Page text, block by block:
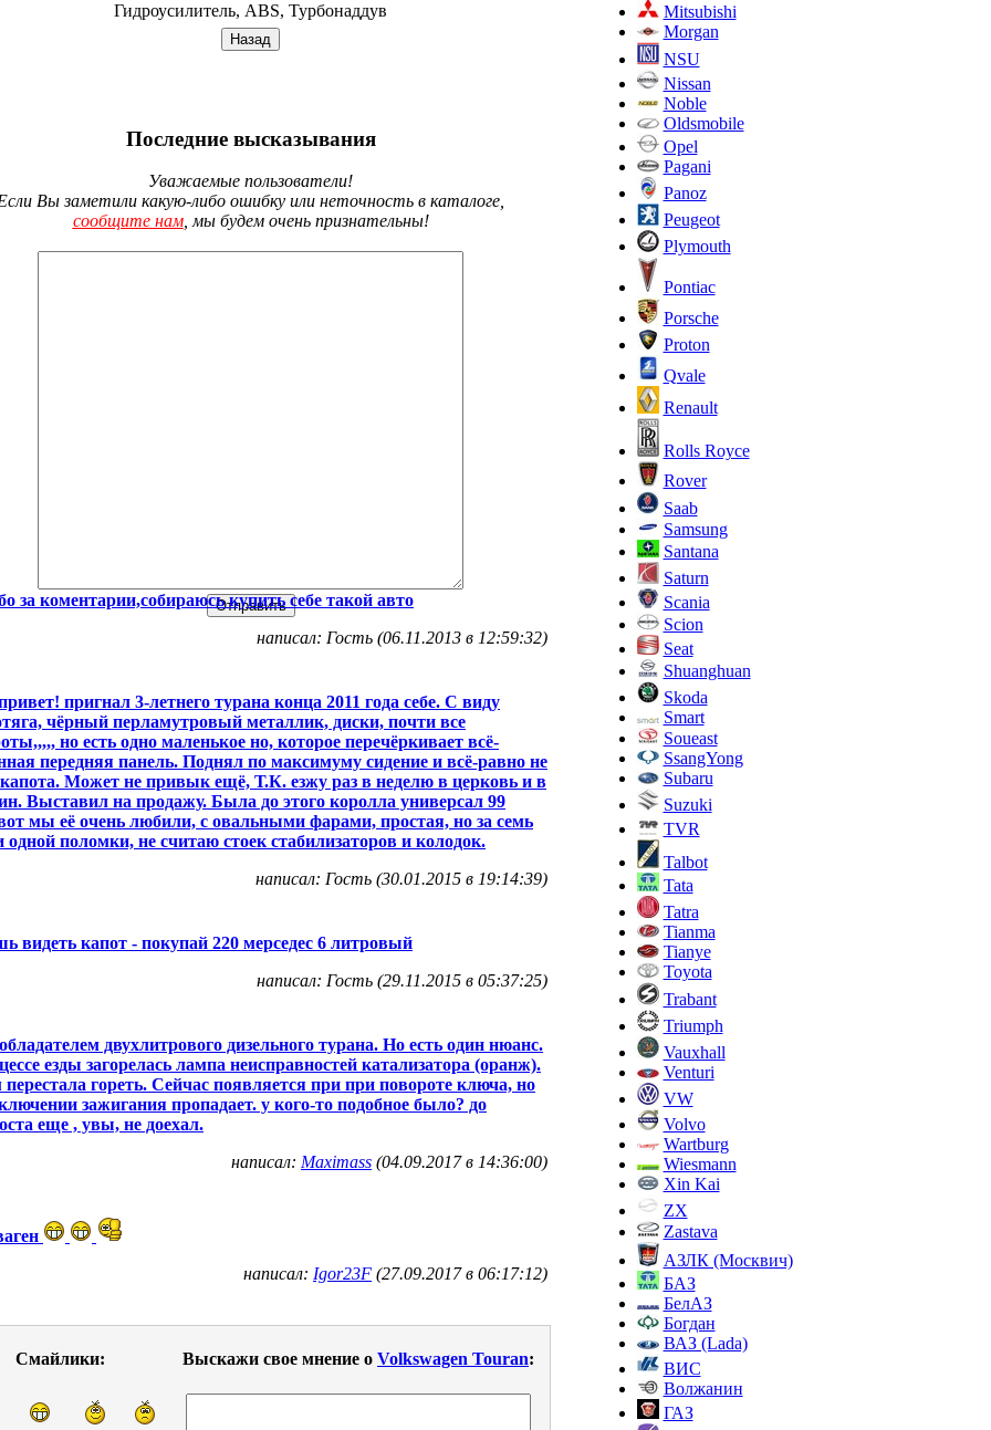
Гидроусилитель, ABS, Турбонаддув
Последние высказывания
Уважаемые пользователи!
Вы заметили какую-либо ошибку или неточность в каталоге,
сообщите нам, мы будем очень признательны!
за коментарии,собираюсь купить себе такой авто
написал: Гость (06.11.2013 в 12:59:32)
пригнал 3-летнего турана конца 2011 года себе. С виду
чёрный перламутровый металлик, диски, почти все
но есть одно маленькое но, которое перечёркивает всё-
передняя панель. Поднял по максимуму сидение и всё-равно не
Может не привык ещё, Т.К. езжу раз в неделю в церковь и в
Выставил на продажу. Была до этого королла универсал 99
мы её очень любили, с овальными фарами, простая, но за семь
одной поломки, не считаю стоек стабилизаторов и колодок.
написал: Гость (30.01.2015 в 19:14:39)
видеть капот - покупай 220 мерседес 6 литровый
написал: Гость (29.11.2015 в 05:37:25)
двухлитрового дизельного турана. Но есть один нюанс.
езды загорелась лампа неисправностей катализатора (оранж).
перестала гореть. Сейчас появляется при при повороте ключа, но
зажигания пропадает. у кого-то подобное было? до
еще , увы, не доехал.
написал: Maximass (04.09.2017 в 14:36:00)
написал: Igor23F (27.09.2017 в 06:17:12)
Смайлики: Выскажи свое мнение о Volkswagen Touran:
Mitsubishi
Morgan
NSU
Nissan
Noble
Oldsmobile
Opel
Pagani
Panoz
Peugeot
Plymouth
Pontiac
Porsche
Proton
Qvale
Renault
Rolls Royce
Rover
Saab
Samsung
Santana
Saturn
Scania
Scion
Seat
Shuanghuan
Skoda
Smart
Soueast
SsangYong
Subaru
Suzuki
TVR
Talbot
Tata
Tatra
Tianma
Tianye
Toyota
Trabant
Triumph
Vauxhall
Venturi
VW
Volvo
Wartburg
Wiesmann
Xin Kai
ZX
Zastava
АЗЛК (Москвич)
БАЗ
БелАЗ
Богдан
ВАЗ (Lada)
ВИС
Волжанин
ГАЗ